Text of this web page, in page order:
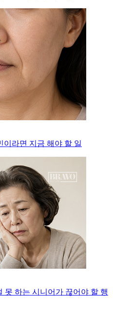
이라면 지금 해야 할 일
못 하는 시니어가 끊어야 할 행